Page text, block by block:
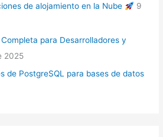
de alojamiento en la Nube
9
para Desarrolladores y
2025
de PostgreSQL para bases de datos